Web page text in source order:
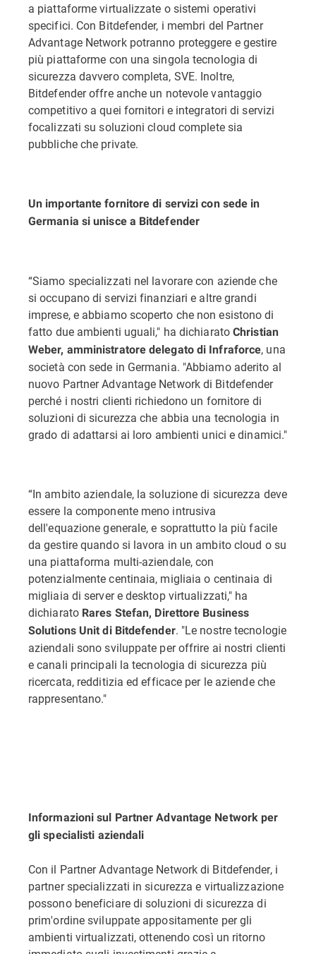
a piattaforme virtualizzate o sistemi operativi
specifici. Con Bitdefender, i membri del Partner
Advantage Network potranno proteggere e gestire
più piattaforme con una singola tecnologia di
sicurezza davvero completa, SVE. Inoltre,
Bitdefender offre anche un notevole vantaggio
competitivo a quei fornitori e integratori di servizi
focalizzati su soluzioni cloud complete sia
pubbliche che private.
Un importante fornitore di servizi con sede in
Germania si unisce a Bitdefender
“Siamo specializzati nel lavorare con aziende che
si occupano di servizi finanziari e altre grandi
imprese, e abbiamo scoperto che non esistono di
fatto due ambienti uguali," ha dichiaratoChristian
Weber, amministratore delegato di Infraforce, una
società con sede in Germania. "Abbiamo aderito al
nuovo Partner Advantage Network di Bitdefender
perché i nostri clienti richiedono un fornitore di
soluzioni di sicurezza che abbia una tecnologia in
grado di adattarsi ai loro ambienti unici e dinamici."
“In ambito aziendale, la soluzione di sicurezza deve
essere la componente meno intrusiva
dell'equazione generale, e soprattutto la più facile
da gestire quando si lavora in un ambito cloud o su
una piattaforma multi-aziendale, con
potenzialmente centinaia, migliaia o centinaia di
migliaia di server e desktop virtualizzati," ha
dichiarato Rares Stefan, Direttore Business
Solutions Unit di Bitdefender. "Le nostre tecnologie
aziendali sono sviluppate per offrire ai nostri clienti
e canali principali la tecnologia di sicurezza più
ricercata, redditizia ed efficace per le aziende che
rappresentano."
Informazioni sul Partner Advantage Network per
gli specialisti aziendali
Con il Partner Advantage Network di Bitdefender, i
partner specializzati in sicurezza e virtualizzazione
possono beneficiare di soluzioni di sicurezza di
prim'ordine sviluppate appositamente per gli
ambienti virtualizzati, ottenendo così un ritorno